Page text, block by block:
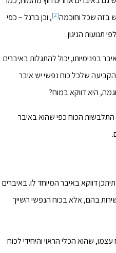
בזה שכל וחוכמה[2]
, וכן ברגל – כפי
תנועות הניגון.
בפנימיותו, יכול להתגלות באיברים
הקביעה שלכל כוח נפשי יש איבר
היא דווקא במוח?
התלבשות הכוח כפי שהוא באיבר
דווקא באיבר המיוחד לו. באיברים
בהם, אלא בכוח הנפשי השייך
שהוא הכלי הראוי והיחידי לכוח